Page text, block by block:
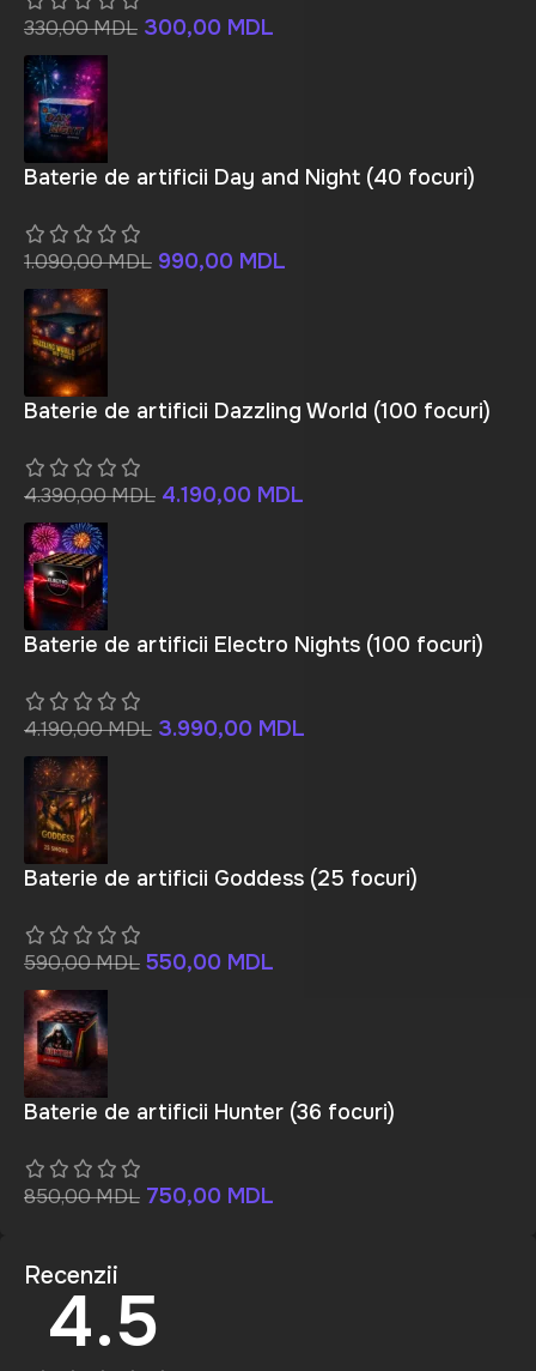
330,00MDL 300,00 MDL
Baterie de artificii Day and Night (40 focuri)
1.090,00MDL 990,00 MDL
Baterie de artificii Dazzling World (100 focuri)
4.390,00MDL 4.190,00 MDL
Baterie de artificii Electro Nights (100 focuri)
4.190,00MDL 3.990,00 MDL
Baterie de artificii Goddess (25 focuri)
590,00MDL 550,00 MDL
Baterie de artificii Hunter (36 focuri)
850,00MDL 750,00 MDL
Recenzii
4.5